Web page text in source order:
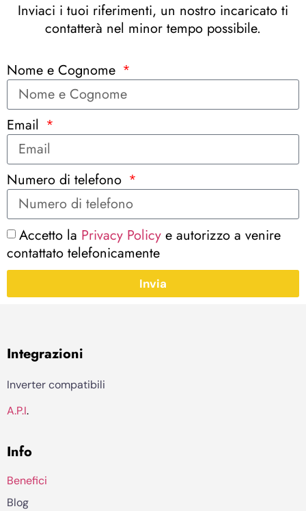
Inviaci i tuoi riferimenti, un nostro incaricato ti
contatterà nel minor tempo possibile.
Nome e Cognome
Email
Numero di telefono
Accetto la Privacy Policy e autorizzo a venire
contattato telefonicamente
Invia
Integrazioni
Inverter compatibili
A.P.I.
Info
Benefici
Blog